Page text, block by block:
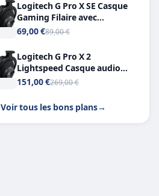
Logitech G Pro X SE Casque
Gaming Filaire avec
Microphone Micro
7.1
69,00 €89,00 €
Logitech G Pro X 2
Lightspeed Casque audio
bluetooth
151,00 €269,00 €
Voir tous les bons plans→